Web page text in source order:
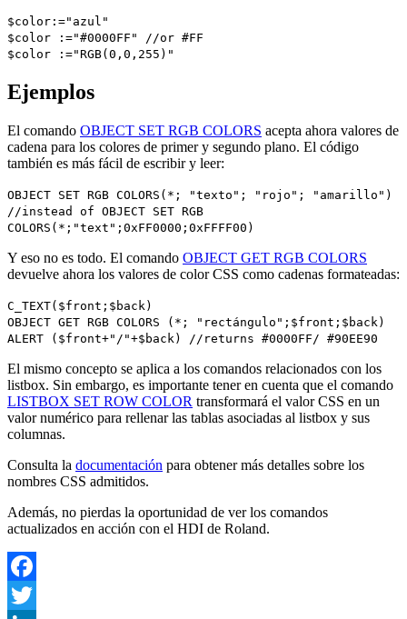
$color :="azul"
$color :="#0000FF"
//or #FF
$color :="RGB(0,0,255)"
Ejemplos
El comando OBJECT SET RGB COLORS acepta ahora valores de
cadena para los colores de primer y segundo plano. El código
también es más fácil de escribir y leer:
OBJECT SET RGB COLORS (*; "texto"; "rojo"; "amarillo")
//instead of OBJECT SET RGB
COLORS(*;"text";0xFF0000;0xFFFF00)
Y eso no es todo. El comando OBJECT GET RGB COLORS
devuelve ahora los valores de color CSS como cadenas formateadas:
C_TEXT( $front ; $back )
OBJECT GET RGB COLORS (*; "rectángulo"; $front ; $back )
ALERT ( $front+"/"+$back ) //returns #0000FF/ #90EE90
El mismo concepto se aplica a los comandos relacionados con los
listbox. Sin embargo, es importante tener en cuenta que el comando
LISTBOX SET ROW COLOR transformará el valor CSS en un
valor numérico para rellenar las tablas asociadas al listbox y sus
columnas.
Consulta la documentación para obtener más detalles sobre los
nombres CSS admitidos.
Además, no pierdas la oportunidad de ver los comandos
actualizados en acción con el HDI de Roland.
Facebook